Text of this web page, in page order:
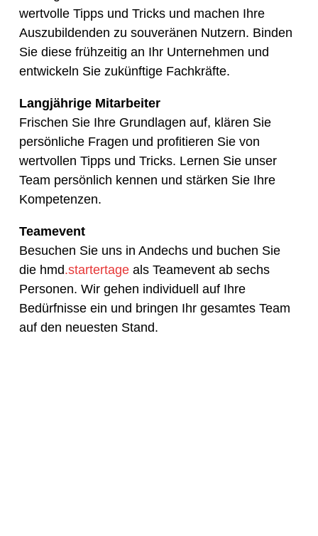
wertvolle Tipps und Tricks und machen Ihre
Auszubildenden zu souveränen Nutzern. Binden
Sie diese frühzeitig an Ihr Unternehmen und
entwickeln Sie zukünftige Fachkräfte.
Langjährige Mitarbeiter
Frischen Sie Ihre Grundlagen auf, klären Sie
persönliche Fragen und profitieren Sie von
wertvollen Tipps und Tricks. Lernen Sie unser
Team persönlich kennen und stärken Sie Ihre
Kompetenzen.
Teamevent
Besuchen Sie uns in Andechs und buchen Sie
die hmd.startertageals Teamevent ab sechs
Personen. Wir gehen individuell auf Ihre
Bedürfnisse ein und bringen Ihr gesamtes Team
auf den neuesten Stand.